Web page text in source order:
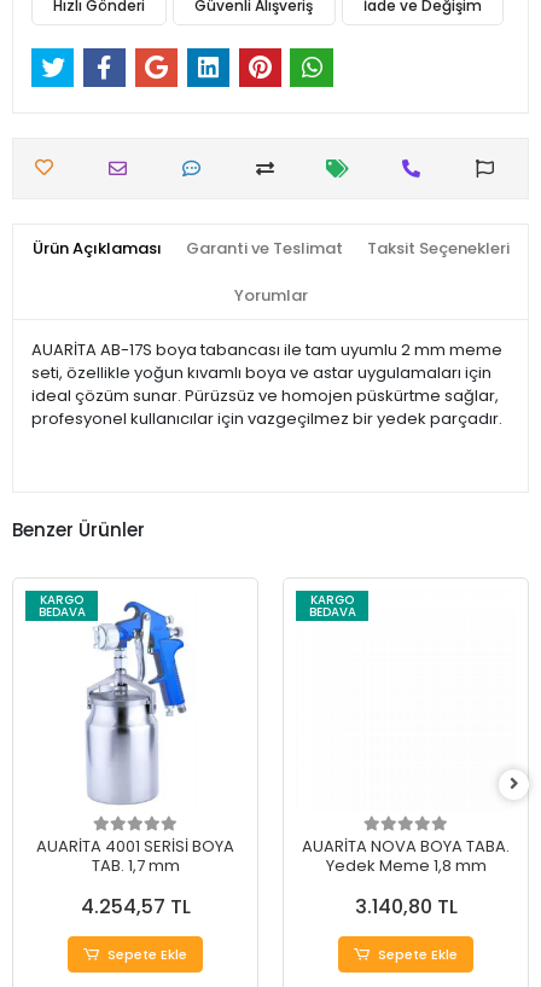
Hızlı Gönderi Güvenli Alışveriş İade ve Değişim
Ürün Açıklaması Garanti ve Teslimat Taksit Seçenekleri
Yorumlar
AUARİTA AB-17S boya tabancası ile tam uyumlu 2 mm meme
seti, özellikle yoğun kıvamlı boya ve astar uygulamaları için
ideal çözüm sunar. Pürüzsüz ve homojen püskürtme sağlar,
profesyonel kullanıcılar için vazgeçilmez bir yedek parçadır.
Benzer Ürünler
KARGO
BEDAVA
AUARİTA 4001 SERİSİ BOYA
TAB. 1,7 mm
4.254,57 TL
Sepete Ekle
KARGO
BEDAVA
AUARİTA NOVA BOYA TABA.
Yedek Meme 1,8 mm
3.140,80 TL
Sepete Ekle